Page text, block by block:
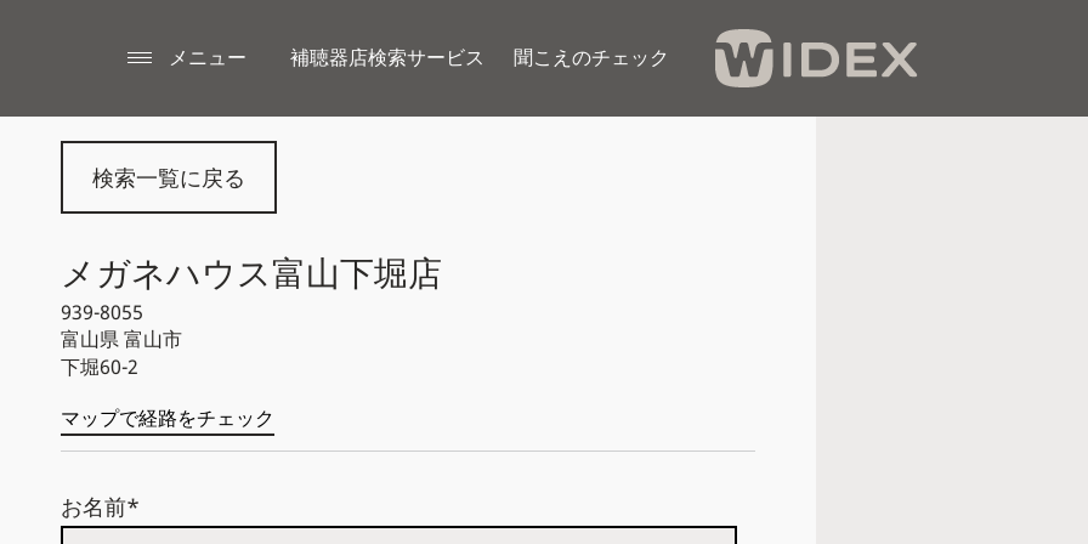
メニュー 補聴器店検索サービス 聞こえのチェック​
検索一覧に戻る
メガネハウス富山下堀店
939-8055
富山県富山市
下堀60-2
マップで経路をチェック
お名前*